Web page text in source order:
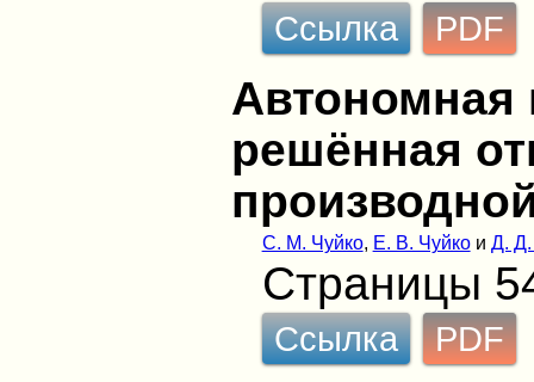
Ссылка PDF
Автономная
решённая
С. М. Чуйко, Е. В. Чуйкои Д. Д.
Страницы
Ссылка PDF